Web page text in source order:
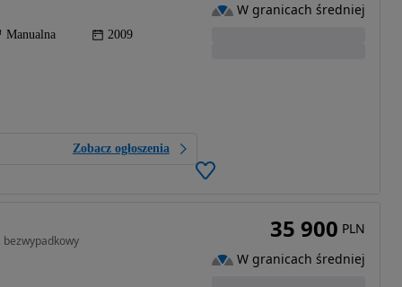
Manualna 2009
Zobacz ogłoszenia
W granicach średniej
bezwypadkowy 35 900 PLN
W granicach średniej